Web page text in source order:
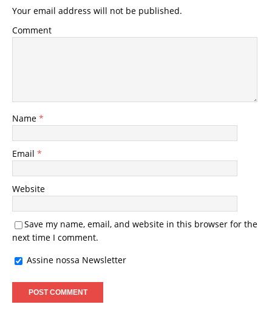
Your email address will not be published.
Comment
Name *
Email *
Website
Save my name, email, and website in this browser for the
next time I comment.
Assine nossa Newsletter